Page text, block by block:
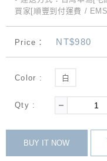
買家[順豐到付運費 /
Price： NT$980
Color : 白
Qty :
BUY IT NOW